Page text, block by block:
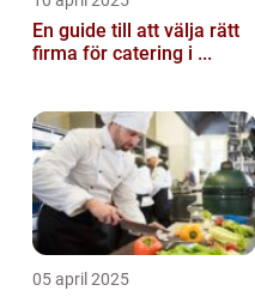
En guide till att välja rätt
firma för catering i ...
05 april 2025